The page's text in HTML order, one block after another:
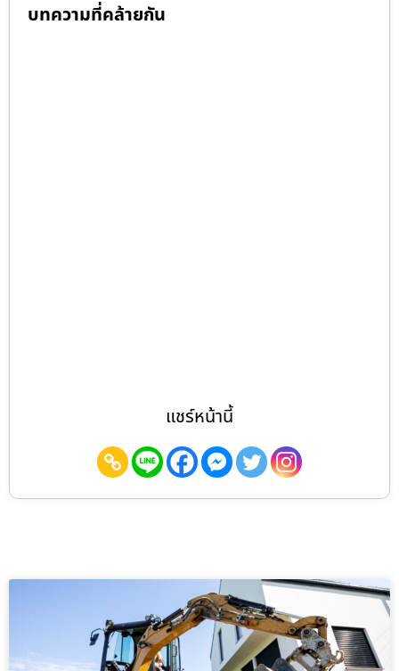
บทความที่คล้ายกัน
แชร์หน้านี้